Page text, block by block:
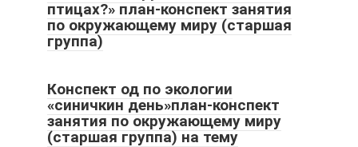
птицах?» план-конспект занятия
по окружающему миру (старшая
группа)
Конспект од по экологии
«синичкин день»план-конспект
занятия по окружающему миру
(старшая группа) на тему